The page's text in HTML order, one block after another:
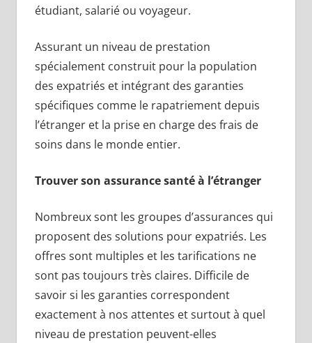
étudiant, salarié ou voyageur.
Assurant un niveau de prestation
spécialement construit pour la population
des expatriés et intégrant des garanties
spécifiques comme le rapatriement depuis
l’étranger et la prise en charge des frais de
soins dans le monde entier.
Trouver son assurance santé à l’étranger
Nombreux sont les groupes d’assurances qui
proposent des solutions pour expatriés. Les
offres sont multiples et les tarifications ne
sont pas toujours très claires. Difficile de
savoir si les garanties correspondent
exactement à nos attentes et surtout à quel
niveau de prestation peuvent-elles